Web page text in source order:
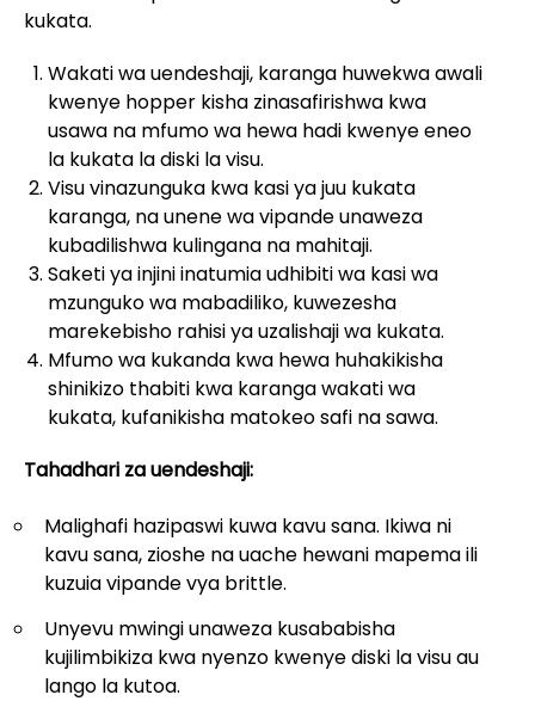
kukata.
Wakati wa uendeshaji, karanga huwekwa awali
kwenye hopper kisha zinasafirishwa kwa
usawa na mfumo wa hewa hadi kwenye eneo
la kukata la diski la visu.
Visu vinazunguka kwa kasi ya juu kukata
karanga, na unene wa vipande unaweza
kubadilishwa kulingana na mahitaji.
Saketi ya injini inatumia udhibiti wa kasi wa
mzunguko wa mabadiliko, kuwezesha
marekebisho rahisi ya uzalishaji wa kukata.
Mfumo wa kukanda kwa hewa huhakikisha
shinikizo thabiti kwa karanga wakati wa
kukata, kufanikisha matokeo safi na sawa.
Tahadhari za uendeshaji:
Malighafi hazipaswi kuwa kavu sana. Ikiwa ni
kavu sana, zioshe na uache hewani mapema ili
kuzuia vipande vya brittle.
Unyevu mwingi unaweza kusababisha
kujilimbikiza kwa nyenzo kwenye diski la visu au
lango la kutoa.